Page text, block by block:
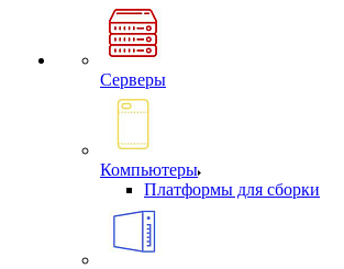
Серверы
Компьютеры
Платформы для сборки